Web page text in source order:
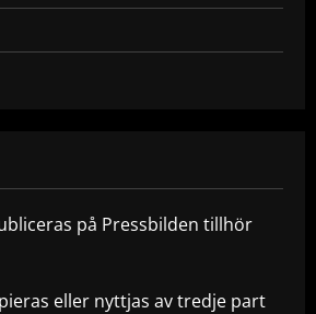
på Pressbilden tillhör
eller nyttjas av tredje part